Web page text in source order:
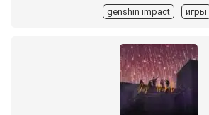
genshin impact игры